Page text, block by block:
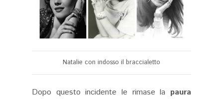
Natalie con indosso il braccialetto
Dopo questo incidente le rimase la paura